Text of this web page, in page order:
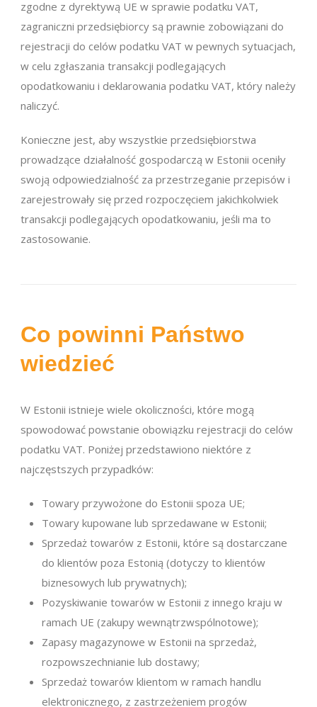
zgodne z dyrektywą UE w sprawie podatku VAT,
zagraniczni przedsiębiorcy są prawnie zobowiązani do
rejestracji do celów podatku VAT w pewnych sytuacjach,
w celu zgłaszania transakcji podlegających
opodatkowaniu i deklarowania podatku VAT, który należy
naliczyć.
Konieczne jest, aby wszystkie przedsiębiorstwa
prowadzące działalność gospodarczą w Estonii oceniły
swoją odpowiedzialność za przestrzeganie przepisów i
zarejestrowały się przed rozpoczęciem jakichkolwiek
transakcji podlegających opodatkowaniu, jeśli ma to
zastosowanie.
Co powinni Państwo
wiedzieć
W Estonii istnieje wiele okoliczności, które mogą
spowodować powstanie obowiązku rejestracji do celów
podatku VAT. Poniżej przedstawiono niektóre z
najczęstszych przypadków:
Towary przywożone do Estonii spoza UE;
Towary kupowane lub sprzedawane w Estonii;
Sprzedaż towarów z Estonii, które są dostarczane
do klientów poza Estonią (dotyczy to klientów
biznesowych lub prywatnych);
Pozyskiwanie towarów w Estonii z innego kraju w
ramach UE (zakupy wewnątrzwspólnotowe);
Zapasy magazynowe w Estonii na sprzedaż,
rozpowszechnianie lub dostawy;
Sprzedaż towarów klientom w ramach handlu
elektronicznego, z zastrzeżeniem progów